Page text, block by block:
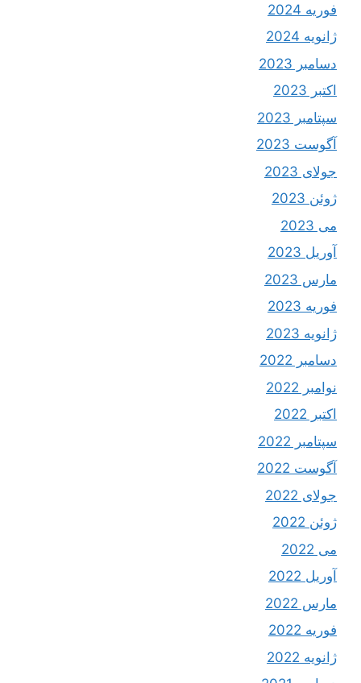
فوریه 2024
ژانویه 2024
دسامبر 2023
اکتبر 2023
سپتامبر 2023
آگوست 2023
جولای 2023
ژوئن 2023
می 2023
آوریل 2023
مارس 2023
فوریه 2023
ژانویه 2023
دسامبر 2022
نوامبر 2022
اکتبر 2022
سپتامبر 2022
آگوست 2022
جولای 2022
ژوئن 2022
می 2022
آوریل 2022
مارس 2022
فوریه 2022
ژانویه 2022